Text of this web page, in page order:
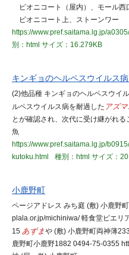
ピオニコート（屋内）、モール西
ピオニコート上、ストーンワー
https://www.pref.saitama.lg.jp/
別：html サイズ：16.279KB
キンギョのヘルペスウイルス
(2)他品種 キンギョのヘルペスウイ
ルペスウイルス病を耐過した アズマ
とが確認され、次代に受け継がれ
魚
https://www.pref.saitama.lg.jp/
kutoku.html
種別：html サイズ：
小鹿野町
ページアドレス みち庭 (敷) 小鹿野
plala.or.jp/michiniwa/ 軽食堂ピエリ
15 あずまや (敷) 小鹿野町両神薄
鹿野町小鹿野1882 0494-75-0355